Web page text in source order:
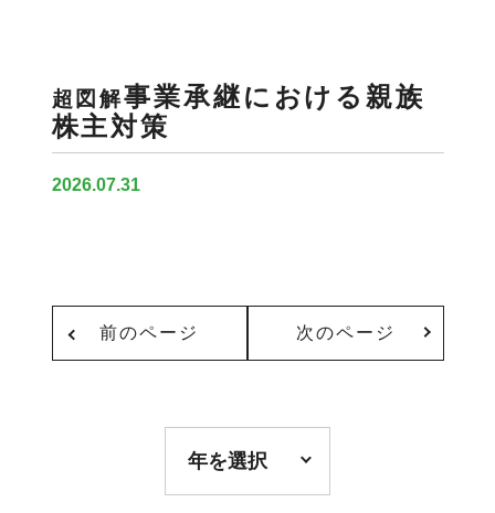
超図解事業承継における親族
株主対策
2026.07.31
前のページ 次のページ
年を選択